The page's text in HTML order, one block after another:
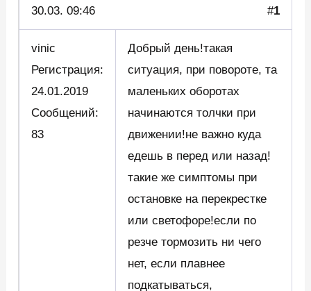
30.03. 09:46 #1
vinic
Регистрация:
24.01.2019
Сообщений:
83
Добрый день!такая
ситуация, при повороте, та
маленьких оборотах
начинаются толчки при
движении!не важно куда
едешь в перед или назад!
такие же симптомы при
остановке на перекрестке
или светофоре!если по
резче тормозить ни чего
нет, если плавнее
подкатываться,